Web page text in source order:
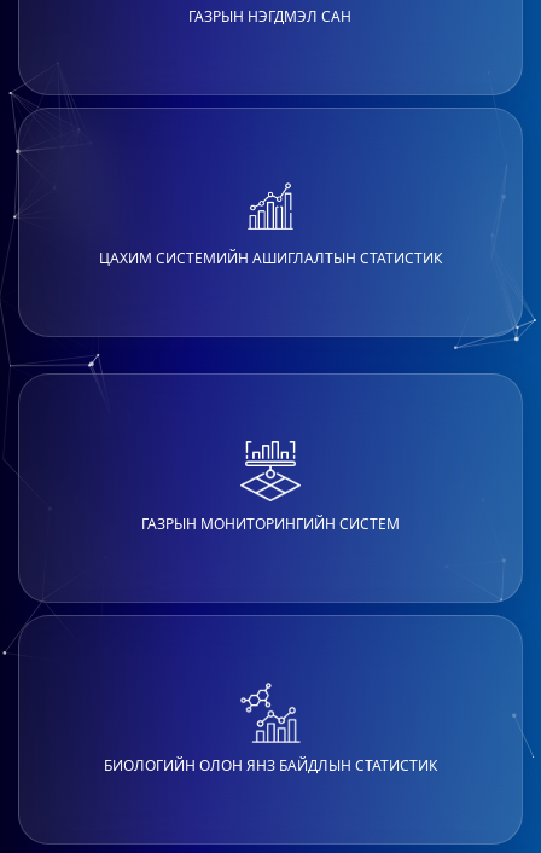
ГАЗРЫН НЭГДМЭЛ САН
ЦАХИМ СИСТЕМИЙН АШИГЛАЛТЫН СТАТИСТИК
ГАЗРЫН МОНИТОРИНГИЙН СИСТЕМ
БИОЛОГИЙН ОЛОН ЯНЗ БАЙДЛЫН СТАТИСТИК